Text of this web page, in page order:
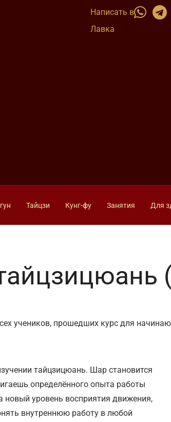
Написать в
Лавка
Тайцзи Кунг-фу Занятия Для
учеников, прошедших курс для
тайцзицюань. Шар становится
определённого опыта работы
уровень восприятия движения,
внутреннюю работу в любой